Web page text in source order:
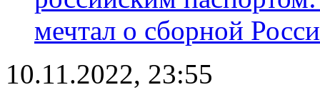
мечтал о сборной
10.11.2022, 23:55